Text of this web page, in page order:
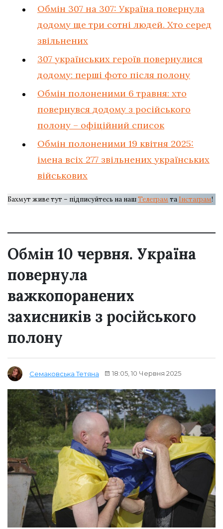
Обмін 307 на 307: Україна повернула
додому ще три сотні людей. Хто серед
звільнених
307 українських героїв повернулися
додому: перші фото після полону
Обмін полоненими 6 травня: хто
повернувся додому з російського
полону – офіційний список
Обмін полоненими 19 квітня 2025:
імена всіх 277 звільнених українських
військових
Бахмут живе тут – підписуйтесь на нашТелеграм та Інстаграм!
Обмін 10 червня. Україна
повернула
важкопоранених
захисників з російського
полону
Семаковська Тетяна 18:05, 10 Червня 2025